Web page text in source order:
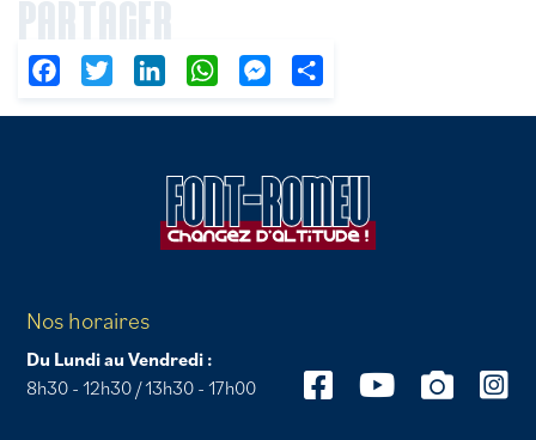
PARTAGER
FacebookTwitter LinkedIn WhatsAppMessenger
Nos horaires
Du Lundi au Vendredi :
8h30 - 12h30 / 13h30 - 17h00